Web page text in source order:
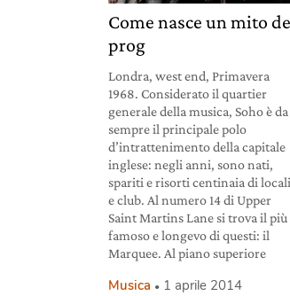
Come nasce un mito
prog
Londra, west end, Primavera
1968. Considerato il quartier
generale della musica, Soho è da
sempre il principale polo
d’intrattenimento della capitale
inglese: negli anni, sono nati,
spariti e risorti centinaia di locali
e club. Al numero 14 di Upper
Saint Martins Lane si trova il più
famoso e longevo di questi: il
Marquee. Al piano superiore
Musica 1 aprile 2014